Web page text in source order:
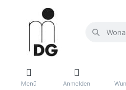
Menü Anmelden